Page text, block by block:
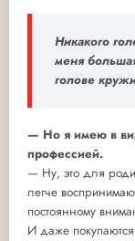
Никакого
меня
голове
— Но я имею в
профессией.
— Ну, это для
легче
постоянному
И даже